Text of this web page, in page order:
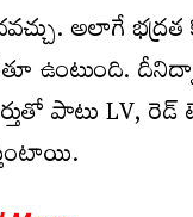
అలాగే
ఉంటుంది.
పాటు LV,